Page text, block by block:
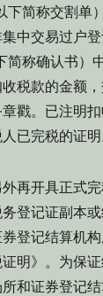
下简称交割单
中交易过户
简称确认书）
税款的金额
戳。已注明
已完税的证明
开具正式完
登记证副本
登记结算机
明》。为保
和证券登记